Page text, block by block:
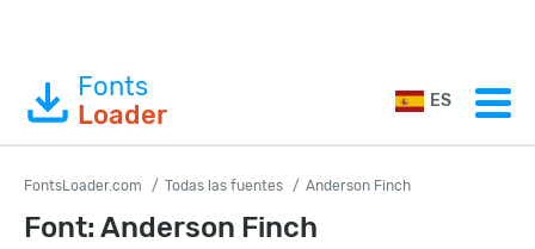
Fonts
Loader
ES
FontsLoader.com Todas las fuentes Anderson Finch
Font: Anderson Finch